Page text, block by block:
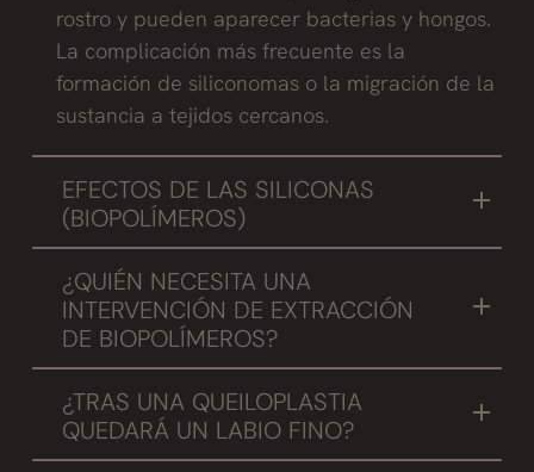
rostro y pueden aparecer bacterias y hongos.
La complicación más frecuente es la
formación de siliconomas o la migración de la
sustancia a tejidos cercanos.
EFECTOS DE LAS SILICONAS
(BIOPOLÍMEROS)
El desplazamiento debido a la gravedad, la
inflamación y la decoloración de los tejidos
circundantes es común, la formación de
receptora son las complicaciones habituales.
También producen problemas a largo plazo y
hasta la muerte, por lo que la extracción de
¿QUIÉN NECESITA UNA
INTERVENCIÓN DE EXTRACCIÓN
DE BIOPOLÍMEROS?
biopolimeros en labios de dos maneras:
¿TRAS UNA QUEILOPLASTIA
QUEDARÁ UN LABIO FINO?